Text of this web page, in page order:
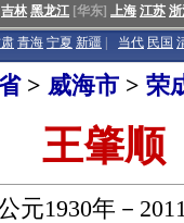
吉林 黑龙江 [华东] 上海 江苏
青海 宁夏 新疆 当代 民国
> 威海市 > 荣
王肇顺
元1930年－